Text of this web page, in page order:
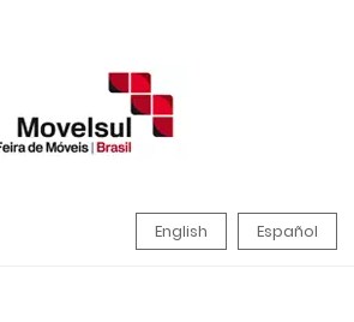
English Español